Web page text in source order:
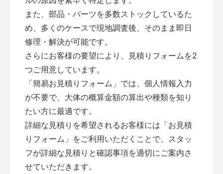
また、部品・パーツを多数ストックしているた
め、多くのケースで現地調査後、そのまま即日
修理・解決が可能です。
さらにお客様の要望により、見積りフォームを2
つご用意しています。
「簡易お見積りフォーム 」では、個人情報入力
が不要で、大体の概算金額の算出や種類を知り
たい方に最適です。
詳細な見積りを希望されるお客様には「お見積
りフォーム 」をご利用いただくことで、スタッ
フが詳細な見積りと確認事項を適切にご案内さ
せていただきます。